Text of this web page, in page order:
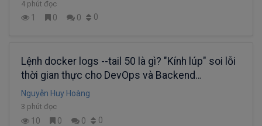
4 phút đọc
1 0 0 0
Lệnh docker logs --tail 50 là gì? "Kính lúp" soi lỗi
thời gian thực cho DevOps và Backend
Developer
Nguyễn Huy Hoàng
3 phút đọc
10 0 0 0